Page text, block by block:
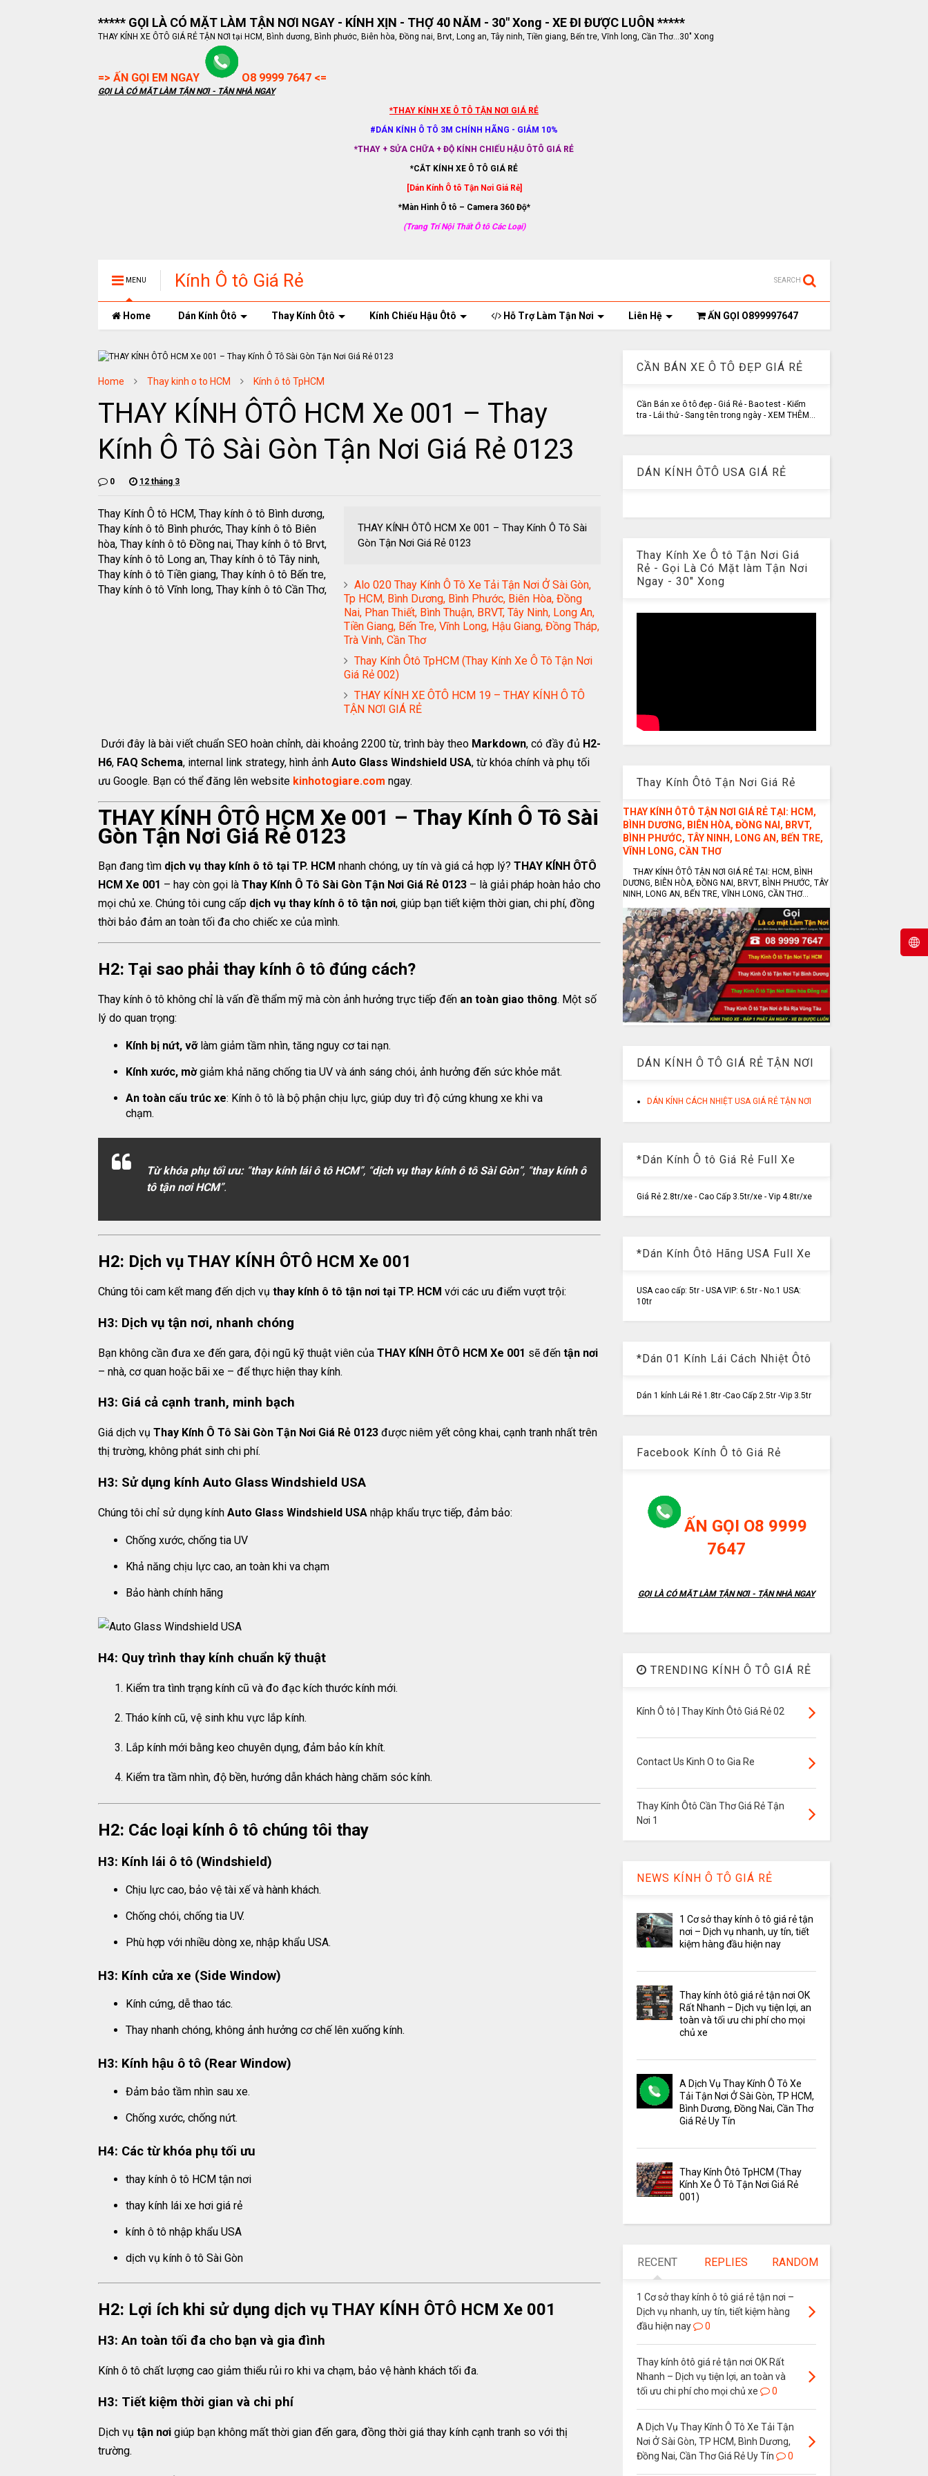
***** GỌI LÀ CÓ MẶT LÀM TẬN NƠI NGAY - KÍNH XỊN - THỢ 40 NĂM - 30" Xong - XE ĐI ĐƯỢC LUÔN *****
THAY KÍNH XE ÔTÔ GIÁ RẺ TẬN NƠI tại HCM, Bình dương, Bình phước, Biên hòa, Đồng nai, Brvt, Long an, Tây ninh, Tiền giang, Bến tre, Vĩnh long, Cần Thơ...30" Xong
=> ẤN GỌI EM NGAY O8 9999 7647 <=
GỌI LÀ CÓ MẶT LÀM TẬN NƠI - TẬN NHÀ NGAY
*THAY KÍNH XE Ô TÔ TẬN NƠI GIÁ RẺ
#DÁN KÍNH Ô TÔ 3M CHÍNH HÃNG - GIẢM 10%
*THAY + SỬA CHỮA + ĐỘ KÍNH CHIẾU HẬU ÔTÔ GIÁ RẺ
*CẮT KÍNH XE Ô TÔ GIÁ RẺ
[Dán Kính Ô tô Tận Nơi Giá Rẻ]
*Màn Hình Ô tô – Camera 360 Độ*
(Trang Trí Nội Thất Ô tô Các Loại)
MENU Kính Ô tô Giá Rẻ SEARCH
Home Dán Kính Ôtô Thay Kính Ôtô Kính Chiếu Hậu Ôtô Hỗ Trợ Làm Tận Nơi Liên Hệ ẤN GỌI O899997647
Home Thay kinh o to HCM Kính ô tô TpHCM
THAY KÍNH ÔTÔ HCM Xe 001 – Thay
Kính Ô Tô Sài Gòn Tận Nơi Giá Rẻ 0123
0 12 tháng 3
Thay Kính Ô tô HCM, Thay kính ô tô Bình dương,
Thay kính ô tô Bình phước, Thay kính ô tô Biên
hòa, Thay kính ô tô Đồng nai, Thay kính ô tô Brvt,
Thay kính ô tô Long an, Thay kính ô tô Tây ninh,
Thay kính ô tô Tiền giang, Thay kính ô tô Bến tre,
Thay kính ô tô Vĩnh long, Thay kính ô tô Cần Thơ,
THAY KÍNH ÔTÔ HCM Xe 001 – Thay Kính Ô Tô Sài
Gòn Tận Nơi Giá Rẻ 0123
Alo 020 Thay Kính Ô Tô Xe Tải Tận Nơi Ở Sài Gòn,
Tp HCM, Bình Dương, Bình Phước, Biên Hòa, Đồng
Nai, Phan Thiết, Bình Thuận, BRVT, Tây Ninh, Long An,
Tiền Giang, Bến Tre, Vĩnh Long, Hậu Giang, Đồng Tháp,
Trà Vinh, Cần Thơ
Thay Kính Ôtô TpHCM (Thay Kính Xe Ô Tô Tận Nơi
Giá Rẻ 002)
THAY KÍNH XE ÔTÔ HCM 19 – THAY KÍNH Ô TÔ
TẬN NƠI GIÁ RẺ
Dưới đây là bài viết chuẩn SEO hoàn chỉnh, dài khoảng 2200 từ, trình bày theo Markdown, có đầy đủ H2-
H6, FAQ Schema, internal link strategy, hình ảnh Auto Glass Windshield USA, từ khóa chính và phụ tối
ưu Google. Bạn có thể đăng lên website kinhotogiare.com ngay.
THAY KÍNH ÔTÔ HCM Xe 001 – Thay Kính Ô Tô Sài
Gòn Tận Nơi Giá Rẻ 0123
Bạn đang tìm dịch vụ thay kính ô tô tại TP. HCM nhanh chóng, uy tín và giá cả hợp lý? THAY KÍNH ÔTÔ
HCM Xe 001 – hay còn gọi là Thay Kính Ô Tô Sài Gòn Tận Nơi Giá Rẻ 0123 – là giải pháp hoàn hảo cho
mọi chủ xe. Chúng tôi cung cấp dịch vụ thay kính ô tô tận nơi, giúp bạn tiết kiệm thời gian, chi phí, đồng
thời bảo đảm an toàn tối đa cho chiếc xe của mình.
H2: Tại sao phải thay kính ô tô đúng cách?
Thay kính ô tô không chỉ là vấn đề thẩm mỹ mà còn ảnh hưởng trực tiếp đến an toàn giao thông. Một số
lý do quan trọng:
Kính bị nứt, vỡlàm giảm tầm nhìn, tăng nguy cơ tai nạn.
Kính xước, mờgiảm khả năng chống tia UV và ánh sáng chói, ảnh hưởng đến sức khỏe mắt.
An toàn cấu trúc xe: Kính ô tô là bộ phận chịu lực, giúp duy trì độ cứng khung xe khi va
chạm.
Từ khóa phụ tối ưu:“thay kính lái ô tô HCM”, “dịch vụ thay kính ô tô Sài Gòn”, “thay kính ô
tô tận nơi HCM”.
H2: Dịch vụ THAY KÍNH ÔTÔ HCM Xe 001
Chúng tôi cam kết mang đến dịch vụ thay kính ô tô tận nơi tại TP. HCM với các ưu điểm vượt trội:
H3: Dịch vụ tận nơi, nhanh chóng
Bạn không cần đưa xe đến gara, đội ngũ kỹ thuật viên của THAY KÍNH ÔTÔ HCM Xe 001 sẽ đến tận nơi
– nhà, cơ quan hoặc bãi xe – để thực hiện thay kính.
H3: Giá cả cạnh tranh, minh bạch
Giá dịch vụ Thay Kính Ô Tô Sài Gòn Tận Nơi Giá Rẻ 0123 được niêm yết công khai, cạnh tranh nhất trên
thị trường, không phát sinh chi phí.
H3: Sử dụng kính Auto Glass Windshield USA
Chúng tôi chỉ sử dụng kính Auto Glass Windshield USA nhập khẩu trực tiếp, đảm bảo:
Chống xước, chống tia UV
Khả năng chịu lực cao, an toàn khi va chạm
Bảo hành chính hãng
H4: Quy trình thay kính chuẩn kỹ thuật
Kiểm tra tình trạng kính cũ và đo đạc kích thước kính mới.
Tháo kính cũ, vệ sinh khu vực lắp kính.
Lắp kính mới bằng keo chuyên dụng, đảm bảo kín khít.
Kiểm tra tầm nhìn, độ bền, hướng dẫn khách hàng chăm sóc kính.
H2: Các loại kính ô tô chúng tôi thay
H3: Kính lái ô tô (Windshield)
Chịu lực cao, bảo vệ tài xế và hành khách.
Chống chói, chống tia UV.
Phù hợp với nhiều dòng xe, nhập khẩu USA.
H3: Kính cửa xe (Side Window)
Kính cứng, dễ thao tác.
Thay nhanh chóng, không ảnh hưởng cơ chế lên xuống kính.
H3: Kính hậu ô tô (Rear Window)
Đảm bảo tầm nhìn sau xe.
Chống xước, chống nứt.
H4: Các từ khóa phụ tối ưu
thay kính ô tô HCM tận nơi
thay kính lái xe hơi giá rẻ
kính ô tô nhập khẩu USA
dịch vụ kính ô tô Sài Gòn
H2: Lợi ích khi sử dụng dịch vụ THAY KÍNH ÔTÔ HCM Xe 001
H3: An toàn tối đa cho bạn và gia đình
Kính ô tô chất lượng cao giảm thiểu rủi ro khi va chạm, bảo vệ hành khách tối đa.
H3: Tiết kiệm thời gian và chi phí
Dịch vụ tận nơi giúp bạn không mất thời gian đến gara, đồng thời giá thay kính cạnh tranh so với thị
trường.
CẦN BÁN XE Ô TÔ ĐẸP GIÁ RẺ
Cần Bán xe ô tô đẹp - Giá Rẻ - Bao test - Kiểm
tra - Lái thử - Sang tên trong ngày - XEM THÊM...
DÁN KÍNH ÔTÔ USA GIÁ RẺ
Thay Kính Xe Ô tô Tận Nơi Giá
Rẻ - Gọi Là Có Mặt làm Tận Nơi
Ngay - 30" Xong
Thay Kính Ôtô Tận Nơi Giá Rẻ
THAY KÍNH ÔTÔ TẬN NƠI GIÁ RẺ TẠI: HCM,
BÌNH DƯƠNG, BIÊN HÒA, ĐỒNG NAI, BRVT,
BÌNH PHƯỚC, TÂY NINH, LONG AN, BẾN TRE,
VĨNH LONG, CẦN THƠ
THAY KÍNH ÔTÔ TẬN NƠI GIÁ RẺ TẠI: HCM, BÌNH
DƯƠNG, BIÊN HÒA, ĐỒNG NAI, BRVT, BÌNH PHƯỚC, TÂY
NINH, LONG AN, BẾN TRE, VĨNH LONG, CẦN THƠ...
DÁN KÍNH Ô TÔ GIÁ RẺ TẬN NƠI
DÁN KÍNH CÁCH NHIỆT USA GIÁ RẺ TẬN NƠI
*Dán Kính Ô tô Giá Rẻ Full Xe
Giá Rẻ 2.8tr/xe - Cao Cấp 3.5tr/xe - Vip 4.8tr/xe
*Dán Kính Ôtô Hãng USA Full Xe
USA cao cấp: 5tr - USA VIP: 6.5tr - No.1 USA:
10tr
*Dán 01 Kính Lái Cách Nhiệt Ôtô
Dán 1 kính Lái Rẻ 1.8tr -Cao Cấp 2.5tr -Vip 3.5tr
Facebook Kính Ô tô Giá Rẻ
ẤN GỌI O8 9999
7647
GỌI LÀ CÓ MẶT LÀM TẬN NƠI - TẬN NHÀ NGAY
TRENDING KÍNH Ô TÔ GIÁ RẺ
Kính Ô tô | Thay Kính Ôtô Giá Rẻ 02
Contact Us Kinh O to Gia Re
Thay Kính Ôtô Cần Thơ Giá Rẻ Tận
Nơi 1
NEWS KÍNH Ô TÔ GIÁ RẺ
1 Cơ sở thay kính ô tô giá rẻ tận
nơi – Dịch vụ nhanh, uy tín, tiết
kiệm hàng đầu hiện nay
Thay kính ôtô giá rẻ tận nơi OK
Rất Nhanh – Dịch vụ tiện lợi, an
toàn và tối ưu chi phí cho mọi
chủ xe
A Dịch Vụ Thay Kính Ô Tô Xe
Tải Tận Nơi Ở Sài Gòn, TP HCM,
Bình Dương, Đồng Nai, Cần Thơ
Giá Rẻ Uy Tín
Thay Kính Ôtô TpHCM (Thay
Kính Xe Ô Tô Tận Nơi Giá Rẻ
001)
RECENT REPLIES RANDOM
1 Cơ sở thay kính ô tô giá rẻ tận nơi –
Dịch vụ nhanh, uy tín, tiết kiệm hàng
đầu hiện nay
0
Thay kính ôtô giá rẻ tận nơi OK Rất
Nhanh – Dịch vụ tiện lợi, an toàn và
tối ưu chi phí cho mọi chủ xe
0
A Dịch Vụ Thay Kính Ô Tô Xe Tải Tận
Nơi Ở Sài Gòn, TP HCM, Bình Dương,
Đồng Nai, Cần Thơ Giá Rẻ Uy Tín
0